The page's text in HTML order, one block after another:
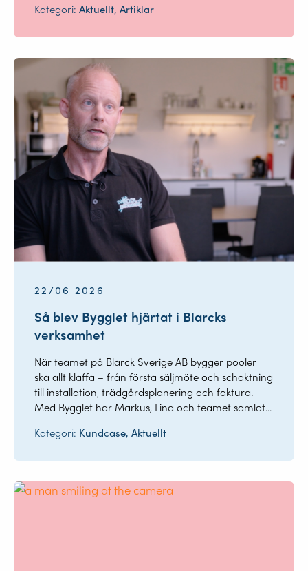
Kategori:Aktuellt, Artiklar
22/06 2026
Så blev Bygglet hjärtat i Blarcks
verksamhet
När teamet på Blarck Sverige AB bygger pooler
ska allt klaffa – från första säljmöte och schaktning
till installation, trädgårdsplanering och faktura.
Med Bygglet har Markus, Lina och teamet samlat...
Kategori: Kundcase, Aktuellt